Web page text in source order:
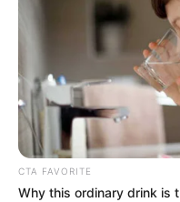
CTA FAVORITE
Why this ordinary drink is